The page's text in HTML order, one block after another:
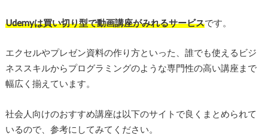
Udemyは買い切り型で動画講座がみれるサービスです。
エクセルやプレゼン資料の作り方といった、誰でも使えるビジ
ネススキルからプログラミングのような専門性の高い講座まで
幅広く揃えています。
社会人向けのおすすめ講座は以下のサイトで良くまとめられて
いるので、参考にしてみてください。